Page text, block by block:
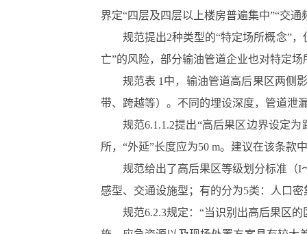
界定“四层及四层以上楼房普遍集中”“交
规范提出2种类型的“特定场所概念”
亡”的风险，部分输油管道企业也对特定
规范表 1中，输油管道高后果区两侧
带、跨越等）。不同的埋设深度，管道泄
规范6.1.1.2提出“高后果区边界设定
所，“外延”长度应为50 m。建议在该条款
规范给出了高后果区等级划分标准（
感型、交通设施型；有的分为5类：人口
规范6.2.3规定：“当识别出高后果区